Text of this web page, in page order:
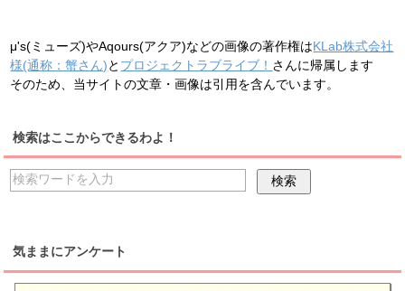
μ's(ミューズ)やAqours(アクア)などの画像の著作権はKLab株式会社
様(通称：蟹さん)と プロジェクトラブライブ！ さんに帰属します
そのため、当サイトの文章・画像は引用を含んでいます。
検索はここからできるわよ！
気ままにアンケート